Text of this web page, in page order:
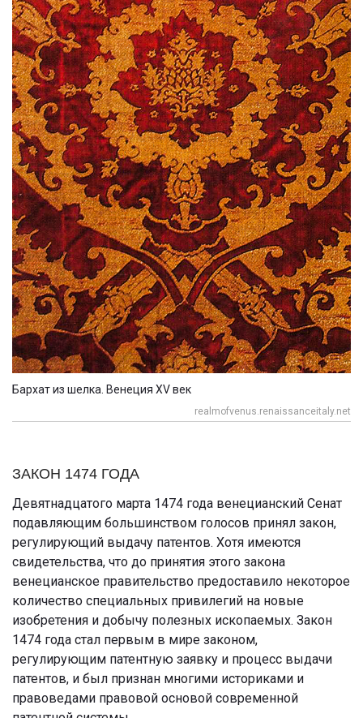
Бархат из шелка. Венеция XV век
realmofvenus.renaissanceitaly.net
ЗАКОН 1474 ГОДА
Девятнадцатого марта 1474 года венецианский Сенат
подавляющим большинством голосов принял закон,
регулирующий выдачу патентов. Хотя имеются
свидетельства, что до принятия этого закона
венецианское правительство предоставило некоторое
количество специальных привилегий на новые
изобретения и добычу полезных ископаемых. Закон
1474 года стал первым в мире законом,
регулирующим патентную заявку и процесс выдачи
патентов, и был признан многими историками и
правоведами правовой основой современной